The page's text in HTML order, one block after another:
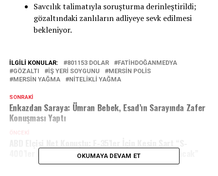
Savcılık talimatıyla soruşturma derinleştirildi;
gözaltındaki zanlıların adliyeye sevk edilmesi
bekleniyor.
İLGILI KONULAR: 801153 DOLAR
FATIHDOĞANMEDYA
GÖZALTI
IŞ YERI SOYGUNU
MERSIN POLIS
MERSIN YAĞMA
NITELIKLI YAĞMA
SONRAKI
Enkazdan Saraya: Ümran Bebek, Esad’ın Sarayında Zafer
Konuşması Yaptı
ÖNCEKI
400’ler Artık Kullanılmayacak ve Bulundurulmayacak”
OKUMAYA DEVAM ET